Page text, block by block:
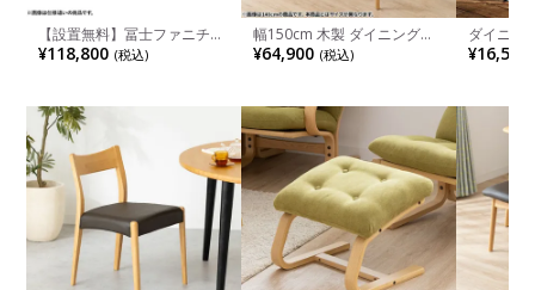
【設置無料】冨士ファニチア
幅165cm 木製 ダイニングテ
ーブル 日本製 Novo 6人掛け
産 おしゃれ
¥118,800 (税込)
幅150cm 木製 ダイニングテ
ーブル ビーグル 天然木 オー
ク 無垢 テーブル 長方形 角丸
ル ダイニング
¥64,900 (税込)
ダイニン
プ エッグ
タッキン
ブルー
¥16,500